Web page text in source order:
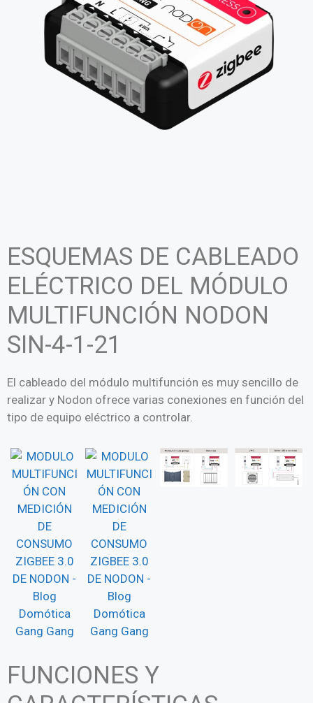
ESQUEMAS DE CABLEADO
ELÉCTRICO DEL MÓDULO
MULTIFUNCIÓN NODON
SIN-4-1-21
El cableado del módulo multifunción es muy sencillo de
realizar y Nodon ofrece varias conexiones en función del
tipo de equipo eléctrico a controlar.
FUNCIONES Y